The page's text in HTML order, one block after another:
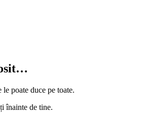
poate duce pe toate.
înainte de tine.